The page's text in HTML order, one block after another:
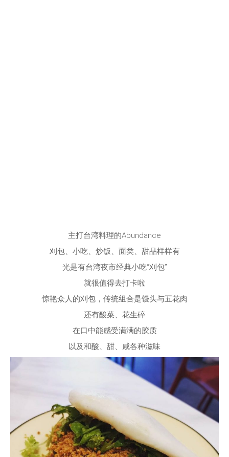
主打台湾料理的Abundance
刈包、小吃、炒饭、面类、甜品样样有
光是有台湾夜市经典小吃“刈包”
就很值得去打卡啦
惊艳众人的刈包，传统组合是馒头与五花肉
还有酸菜、花生碎
在口中能感受满满的胶质
以及和酸、甜、咸各种滋味